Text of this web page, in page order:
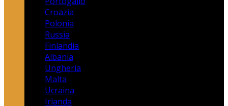
Croazia
Polonia
Russia
Finlandia
Albania
Ungheria
Malta
Ucraina
Irlanda